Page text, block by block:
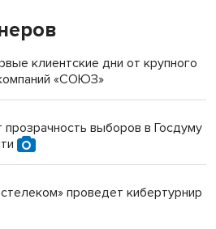
в новосибирском селе лошади
с женой вошли в топ-16
клиентские дни от крупного
«СОЮЗ»
прозрачность выборов в Госдуму
проведет кибертурнир